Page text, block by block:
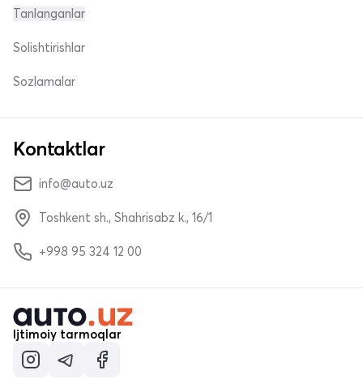
Tanlanganlar
Solishtirishlar
Sozlamalar
Kontaktlar
info@auto.uz
Toshkent sh., Shahrisabz k., 16/1
+998 95 324 12 00
Ijtimoiy tarmoqlar